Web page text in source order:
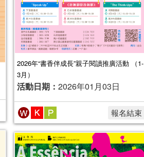
2026年“書香伴成長”親子閱讀推廣活動 （1-
3月）
活動日期： 2026年01月03日
報名結束